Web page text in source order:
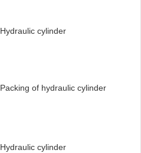
Hydraulic cylinder
Packing of hydraulic cylinder
Hydraulic cylinder